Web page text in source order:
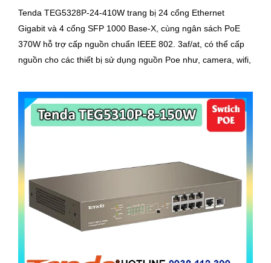
Tenda TEG5328P-24-410W trang bị 24 cổng Ethernet
Gigabit và 4 cổng SFP 1000 Base-X, cùng ngân sách PoE
370W hỗ trợ cấp nguồn chuẩn IEEE 802. 3af/at, có thể cấp
nguồn cho các thiết bị sử dụng nguồn Poe như, camera, wifi,